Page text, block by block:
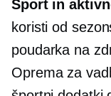
Šport in
koristi od
poudarka na
Oprema za